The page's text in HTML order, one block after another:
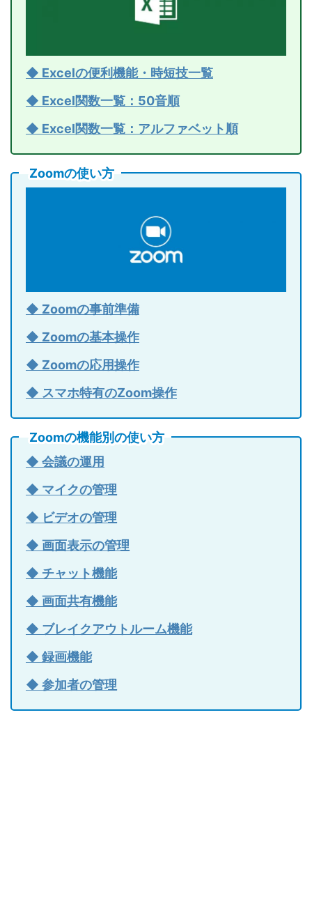
◆ Excelの便利機能・時短技一覧
◆ Excel関数一覧：50音順
◆ Excel関数一覧：アルファベット順
Zoomの使い方
◆ Zoomの事前準備
◆ Zoomの基本操作
◆ Zoomの応用操作
◆ スマホ特有のZoom操作
Zoomの機能別の使い方
◆ 会議の運用
◆ マイクの管理
◆ ビデオの管理
◆ 画面表示の管理
◆ チャット機能
◆ 画面共有機能
◆ ブレイクアウトルーム機能
◆ 録画機能
◆ 参加者の管理